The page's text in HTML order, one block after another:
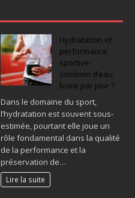
Hydratation et
performance
sportive :
combien d’eau
boire par jour ?
Dans le domaine du sport,
l’hydratation est souvent sous-
estimée, pourtant elle joue un
rôle fondamental dans la qualité
de la performance et la
préservation de…
Lire la suite